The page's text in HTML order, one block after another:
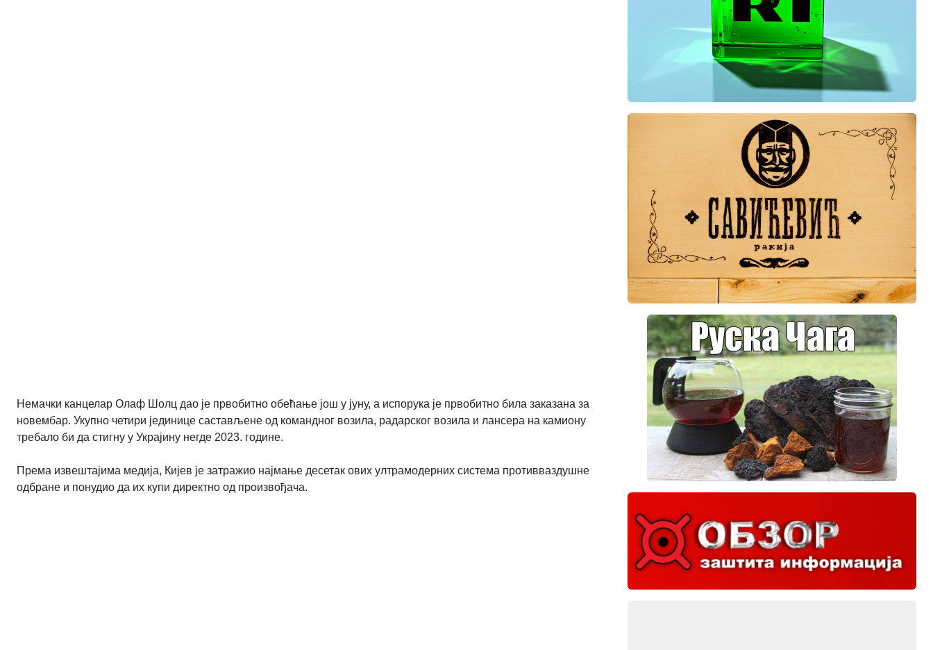
Немачки канцелар Олаф Шолц дао је првобитно обећање још у јуну, а испорука је првобитно била заказана за
новембар. Укупно четири јединице састављене од командног возила, радарског возила и лансера на камиону
требало би да стигну у Украјину негде 2023. године.
Према извештајима медија, Кијев је затражио најмање десетак ових ултрамодерних система противваздушне
одбране и понудио да их купи директно од произвођача.